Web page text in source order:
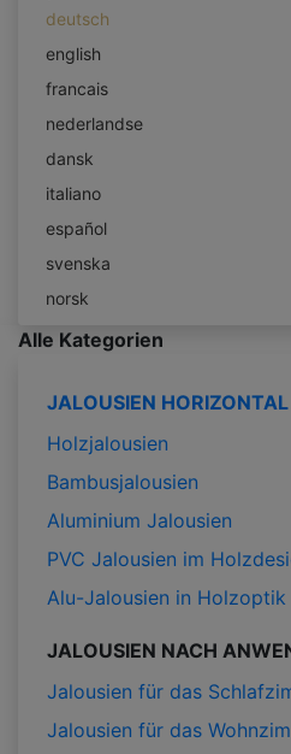
deutsch
english
francais
nederlandse
dansk
italiano
español
svenska
norsk
Alle Kategorien
JALOUSIEN HORIZONTAL
Holzjalousien
Bambusjalousien
Aluminium Jalousien
PVC Jalousien im
Alu-Jalousien in Holzoptik
JALOUSIEN NACH
Jalousien für das
Jalousien für das